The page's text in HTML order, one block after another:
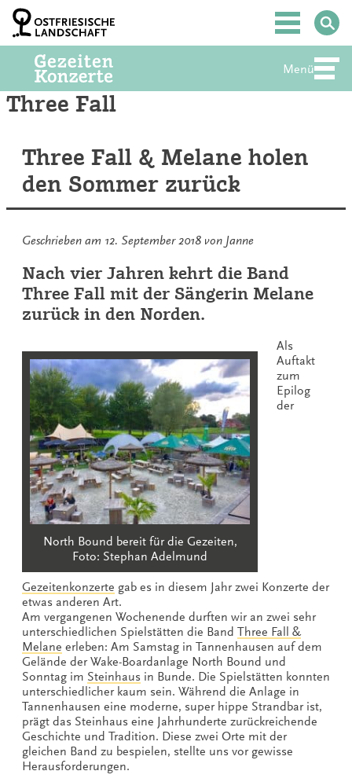
Zum
Inhalt
springen
Hauptmenü
Menü
Three Fall
Three Fall & Melane holen
den Sommer zurück
Geschrieben am 12. September 2018 von Janne
Nach vier Jahren kehrt die Band
Three Fall mit der Sängerin Melane
zurück in den Norden.
North Bound bereit für die Gezeiten,
Foto: Stephan Adelmund
Als
Auftakt
zum
Epilog
der
Gezeitenkonzerte gab es in diesem Jahr zwei Konzerte der
etwas anderen Art.
Am vergangenen Wochenende durften wir an zwei sehr
unterschiedlichen Spielstätten die Band Three Fall &
Melane erleben: Am Samstag in Tannenhausen auf dem
Gelände der Wake-Boardanlage North Bound und
Sonntag im Steinhaus in Bunde. Die Spielstätten konnten
unterschiedlicher kaum sein. Während die Anlage in
Tannenhausen eine moderne, super hippe Strandbar ist,
prägt das Steinhaus eine Jahrhunderte zurückreichende
Geschichte und Tradition. Diese zwei Orte mit der
gleichen Band zu bespielen, stellte uns vor gewisse
Herausforderungen.